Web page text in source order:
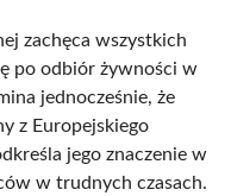
zachęca wszystkich
po odbiór żywności w
jednocześnie, że
z Europejskiego
jego znaczenie w
w trudnych czasach.